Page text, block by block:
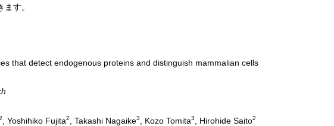
す。
that detect endogenous proteins and distinguish mammalian cells
, Yoshihiko Fujita2 , Takashi Nagaike3 , Kozo Tomita3 , Hirohide Saito2